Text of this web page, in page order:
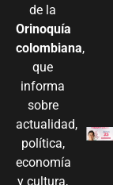
de la
Orinoquía
colombiana,
que
informa
sobre
actualidad,
política,
economía
y cultura,